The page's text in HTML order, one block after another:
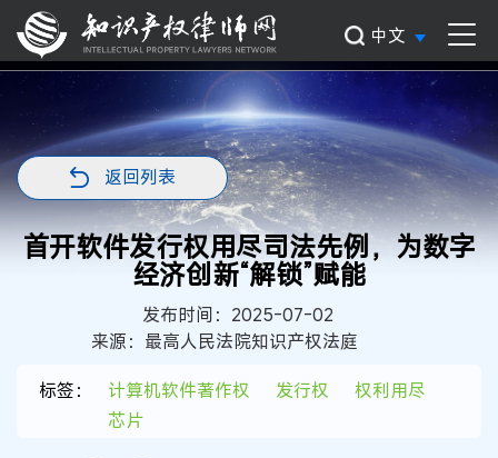
中文
返回列表
首开软件发行权用尽司法先例，为数字
经济创新“解锁”赋能
发布时间：2025-07-02
来源：最高人民法院知识产权法庭
标签：
计算机软件著作权 发行权
权利用尽
芯片